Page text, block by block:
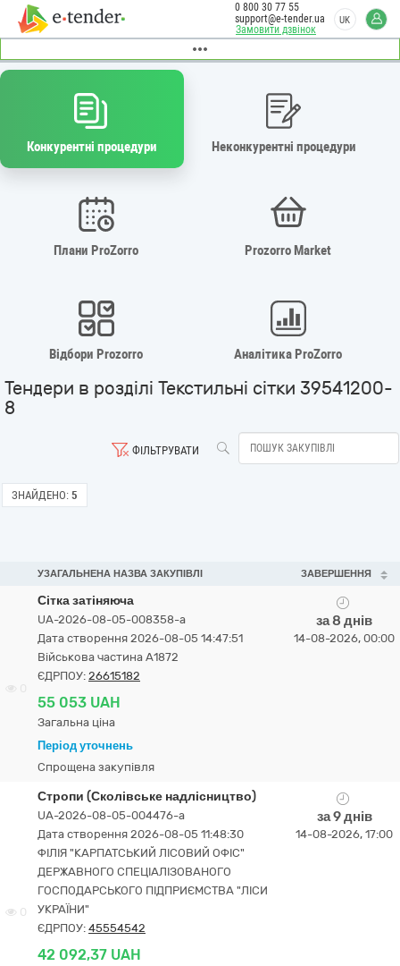
Замовити дзвінок
0 800 30 77 55
support@e-tender.ua
UK
Конкурентні процедури Неконкурентні процедури
Плани ProZorro Prozorro Market
Відбори Prozorro Аналітика ProZorro
Тендери в розділі Текстильні сітки 39541200-
8
ФІЛЬТРУВАТИ
ЗНАЙДЕНО: 5
УЗАГАЛЬНЕНА НАЗВА ЗАКУПІВЛІ ЗАВЕРШЕННЯ
Сітка затіняюча
UA-2026-08-05-008358-a
Дата створення 2026-08-05 14:47:51
Військова частина А1872
ЄДРПОУ: 26615182
55 053 UAH
Загальна ціна
Період уточнень
Спрощена закупівля
за 8 днів
14-08-2026, 00:00
0
Стропи (Сколівське надлісництво)
UA-2026-08-05-004476-a
Дата створення 2026-08-05 11:48:30
ФІЛІЯ "КАРПАТСЬКИЙ ЛІСОВИЙ ОФІС"
ДЕРЖАВНОГО СПЕЦІАЛІЗОВАНОГО
ГОСПОДАРСЬКОГО ПІДПРИЄМСТВА "ЛІСИ
УКРАЇНИ"
ЄДРПОУ: 45554542
42 092,37 UAH
за 9 днів
14-08-2026, 17:00